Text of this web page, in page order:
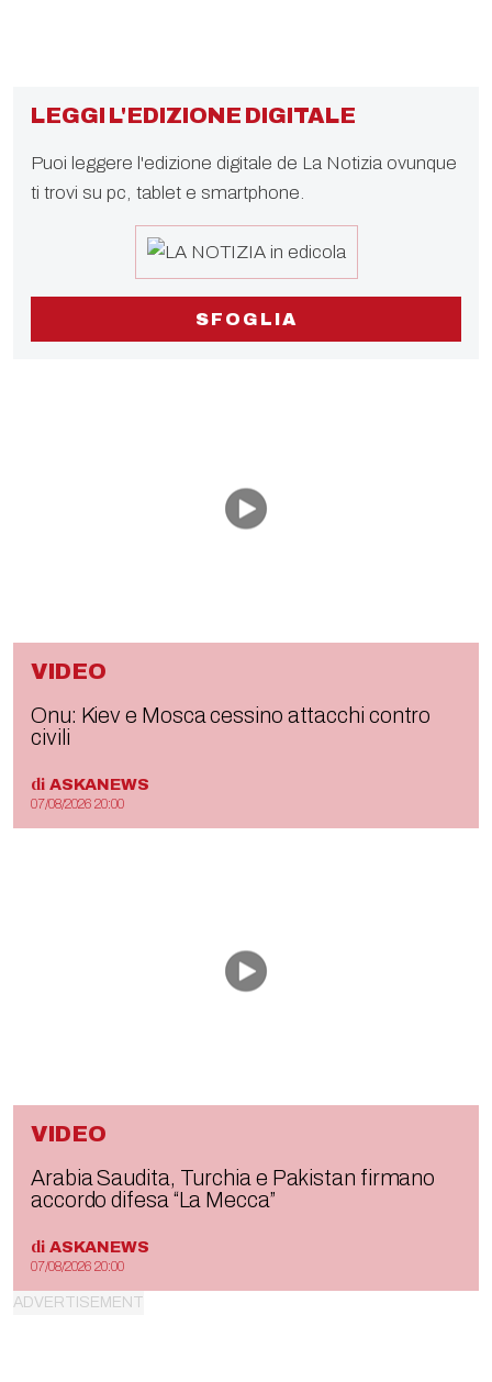
LEGGI L'EDIZIONE DIGITALE
Puoi leggere l'edizione digitale de La Notizia ovunque
ti trovi su pc, tablet e smartphone.
SFOGLIA
VIDEO
Onu: Kiev e Mosca cessino attacchi contro
civili
di ASKANEWS
07/08/2026 20:00
VIDEO
Arabia Saudita, Turchia e Pakistan firmano
accordo difesa “La Mecca”
di ASKANEWS
07/08/2026 20:00